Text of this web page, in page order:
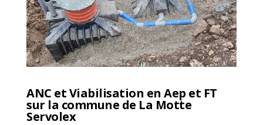
ANC et Viabilisation en Aep et FT
sur la commune de La Motte
Servolex